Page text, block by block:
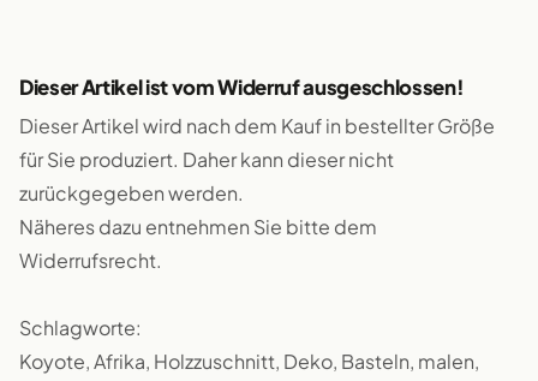
Dieser Artikel ist vom Widerruf ausgeschlossen!
Dieser Artikel wird nach dem Kauf in bestellter Größe
für Sie produziert. Daher kann dieser nicht
zurückgegeben werden.
Näheres dazu entnehmen Sie bitte dem
Widerrufsrecht.
Schlagworte:
Koyote, Afrika, Holzzuschnitt, Deko, Basteln, malen,